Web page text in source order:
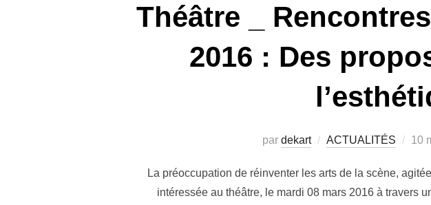
Théâtre _
2016 : Des
par dekart ACTUALITÉS 10
La préoccupation de réinventer les arts de la scène,
intéressée au théâtre, le mardi 08 mars 2016 à travers